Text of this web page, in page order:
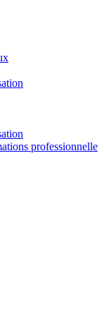
professionnelle